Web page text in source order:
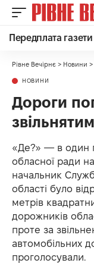
Передплата газети
Рівне Вечірнє > Новини >
НОВИНИ
Дороги
«Де?» — в один
обласної ради
начальник
області було
метрів
дорожників
проте за
автомобільних
проголосували.